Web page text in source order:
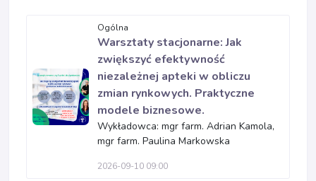
Ogólna
Warsztaty stacjonarne: Jak
zwiększyć efektywność
niezależnej apteki w obliczu
zmian rynkowych. Praktyczne
modele biznesowe.
Wykładowca: mgr farm. Adrian Kamola,
mgr farm. Paulina Markowska
2026-09-10 09:00